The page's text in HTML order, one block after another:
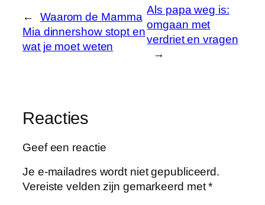
←
Waarom de Mamma
Mia dinnershow stopt en
wat je moet weten
Als papa weg is:
omgaan met
verdriet en vragen
→
Reacties
Geef een reactie
Je e-mailadres wordt niet gepubliceerd.
Vereiste velden zijn gemarkeerd met*